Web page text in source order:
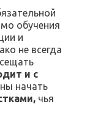
обучения
и
не всегда
и с
начать
чья